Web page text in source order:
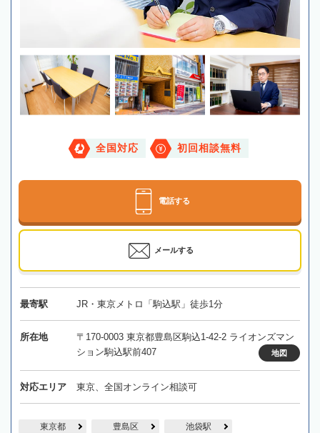
全国対応 初回相談無料
電話する
メールする
最寄駅 JR・東京メトロ「駒込駅」徒歩1分
所在地
〒170-0003 東京都豊島区駒込1-42-2 ライオンズマン
ション駒込駅前407
地図
対応エリア 東京、全国オンライン相談可
東京都 豊島区 池袋駅